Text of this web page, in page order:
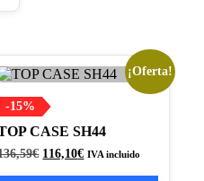
¡Oferta!
-15%
CASE SH44
€ El
116,10€ElIVA incluido